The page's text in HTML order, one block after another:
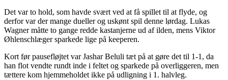
Det var to hold, som havde svært ved at få spillet til at flyde, og
derfor var der mange dueller og uskønt spil denne lørdag. Lukas
Wagner måtte to gange redde kastanjerne ud af ilden, mens Viktor
Øhlenschlæger sparkede lige på keeperen.
Kort før pausefløjtet var Jashar Beluli tæt på at gøre det til 1-1, da
han flot vendte rundt inde i feltet og sparkede på overliggeren, men
tættere kom hjemmeholdet ikke på udligning i 1. halvleg.